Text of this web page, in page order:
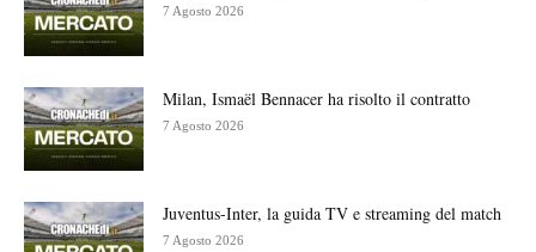
7 Agosto 2026
Milan, Ismaël Bennacer ha risolto il contratto
7 Agosto 2026
Juventus-Inter, la guida TV e streaming del match
7 Agosto 2026